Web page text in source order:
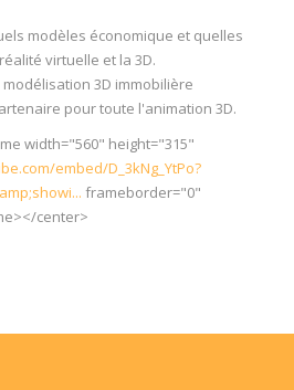
modèles économique et quelles
virtuelle et la 3D.
3D immobilière
pour toute l'animation 3D.
width="560" height="315"
embed/D_3kNg_YtPo?
frameborder="0"
center>